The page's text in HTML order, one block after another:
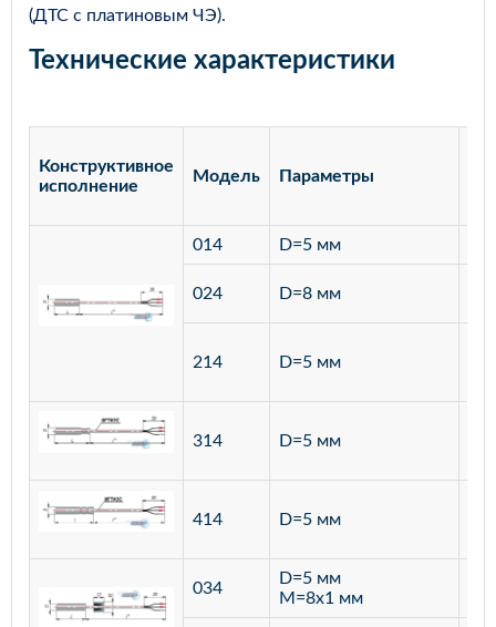
(ДТС с платиновым ЧЭ).
Технические характеристики
Конструктивное
исполнение
Модель Параметры
014 D=5 мм
024 D=8 мм
214 D=5 мм
314 D=5 мм
414 D=5 мм
034
D=5 мм
M=8х1 мм